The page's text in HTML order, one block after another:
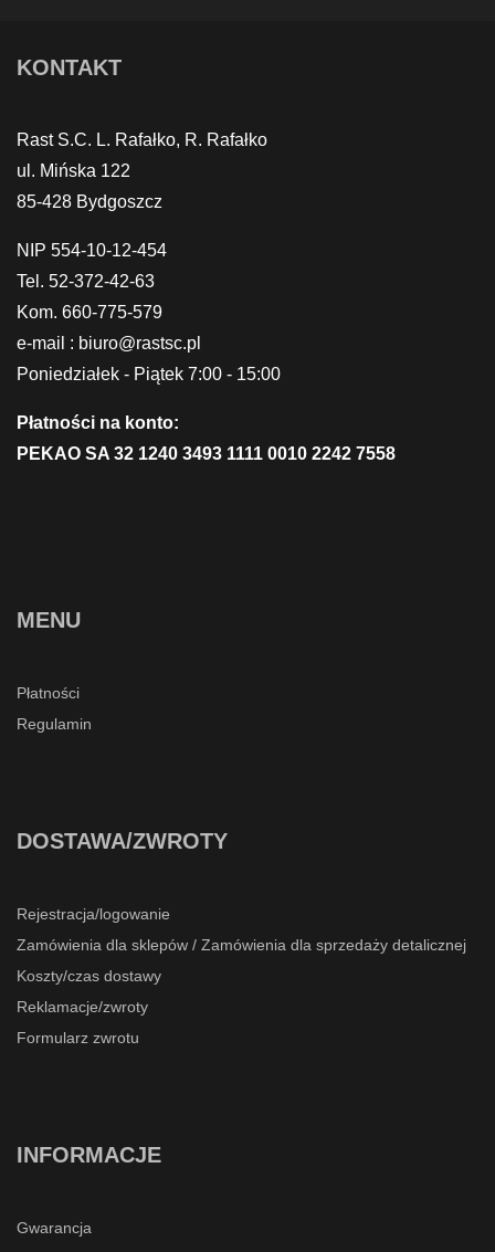
KONTAKT
Rast S.C. L. Rafałko, R. Rafałko
ul. Mińska 122
85-428 Bydgoszcz
NIP 554-10-12-454
Tel. 52-372-42-63
Kom. 660-775-579
e-mail : biuro@rastsc.pl
Poniedziałek - Piątek 7:00 - 15:00
Płatności na konto:
PEKAO SA 32 1240 3493 1111 0010 2242 7558
MENU
Płatności
Regulamin
DOSTAWA/ZWROTY
Rejestracja/logowanie
Zamówienia dla sklepów / Zamówienia dla sprzedaży detalicznej
Koszty/czas dostawy
Reklamacje/zwroty
Formularz zwrotu
INFORMACJE
Gwarancja